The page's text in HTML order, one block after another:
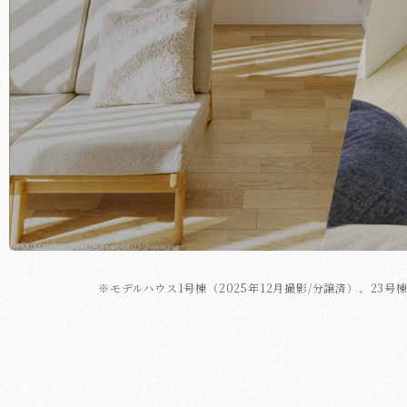
※モデルハウス1号棟（2025年12月撮影/分譲済）、23号